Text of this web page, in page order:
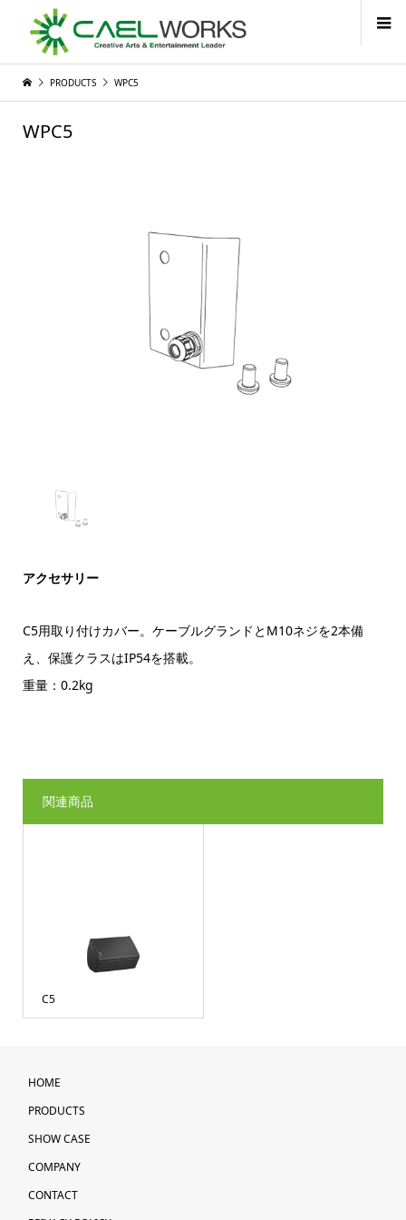
PRODUCTS WPC5
WPC5
アクセサリー
C5用取り付けカバー。ケーブルグランドとM10ネジを2本備
え、保護クラスはIP54を搭載。
重量：0.2kg
関連商品
C5
HOME
PRODUCTS
SHOW CASE
COMPANY
CONTACT